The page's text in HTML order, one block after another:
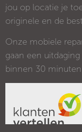
jou op locatie je
originele en de
Onze mobiele
gaan een
binnen 30